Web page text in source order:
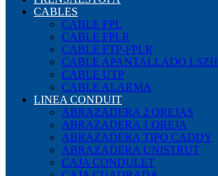
CABLES
CABLE FPL
CABLE FPLR
CABLE FTP-FPLR
CABLE APANTALLADO LSZH
CABLE UTP
CABLE ALARMA
LINEA CONDUIT
ABRAZADERA 2 OREJAS
ABRAZADERA 1 OREJA
ABRAZADERA TIPO CADDY
ABRAZADERA UNISTRUT
CAJA CONDULET